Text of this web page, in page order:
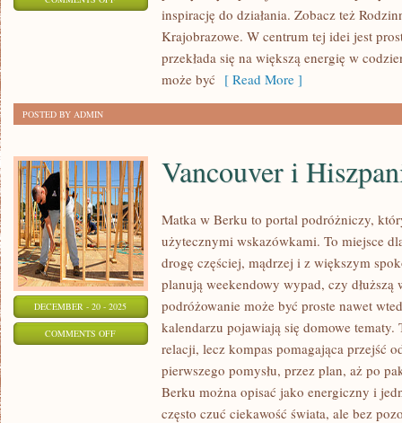
TURYSTYCZNE
ZŁOCIENIEC
inspirację do działania. Zobacz też
Krajobrazowe. W centrum tej idei jest
przekłada się na większą energię w
może być [ Read More ]
POSTED BY ADMIN
DECEMBER - 20 - 2025
COMMENTS OFFON
VANCOUVER
Vancouver i
Matka w Berku to portal podróżniczy,
użytecznymi wskazówkami. To miejsce
drogę częściej, mądrzej i z większym
planują weekendowy wypad, czy dłuższą
podróżowanie może być proste nawet
kalendarzu pojawiają się domowe tematy.
relacji, lecz kompas pomagająca przejść
pierwszego pomysłu, przez plan, aż po
Berku można opisać jako energiczny i
często czuć ciekawość świata, ale bez